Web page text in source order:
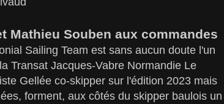
Mathieu Souben aux commandes
Sailing Team est sans aucun doute l'un
Transat Jacques-Vabre Normandie Le
Gellée co-skipper sur l'édition 2023 mais
forment, aux côtés du skipper baulois un